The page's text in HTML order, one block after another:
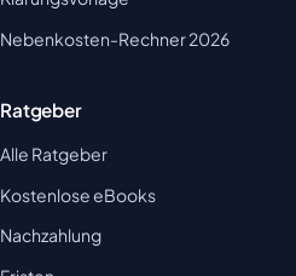
Nebenkosten-Rechner 2026
Ratgeber
Alle Ratgeber
Kostenlose eBooks
Nachzahlung